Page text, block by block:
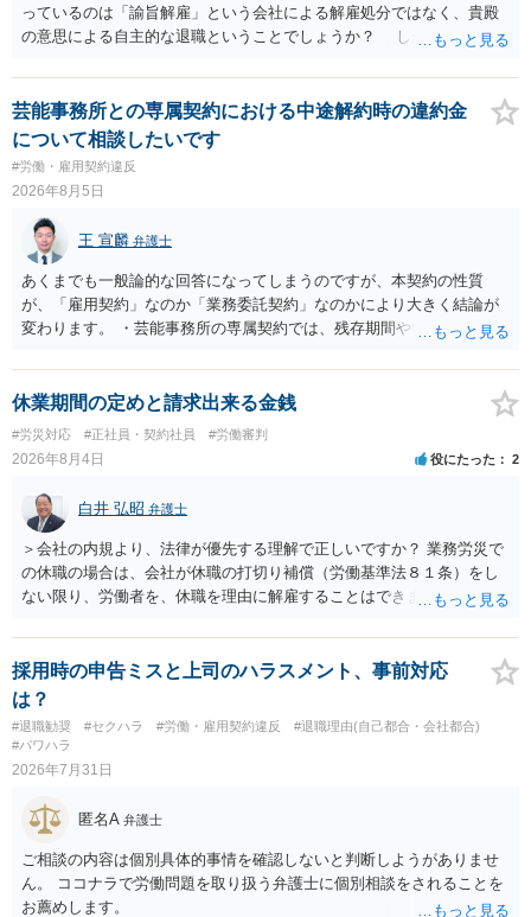
っているのは「諭旨解雇」という会社による解雇処分ではなく、貴殿
の意思による自主的な退職ということでしょうか？ しかし、記載さ
す。 その場合、解雇には客観的で合理的な理由が必要であり、かつ
解雇という処分が社会通念上相当と認められない限り、解雇は無効で
す。 結局、貴殿のネット炎上の内容や原因、勤務先に与えた影響な
どを具体的に検討しなければ、何とも申し上げることができません。
また、育児休業法関係の問題もあるかもしれません。 ある程度労働
法に関する専門的な知識が必要な事案ですので、一度、お近くの弁護
士にご相談下さい。
芸能事務所との専属契約における中途解約時の違約金
について相談したいです
#労働・雇用契約違反
2026年8月5日
王 宣麟 弁護士
あくまでも一般論的な回答になってしまうのですが、本契約の性質
が、「雇用契約」なのか「業務委託契約」なのかにより大きく結論が
変わります。 ・芸能事務所の専属契約では、残存期間や報酬額、投下
務上よくあるからといって当然に適法という意味ではなく、実際の損
害との対応関係や合理性が重要です。 ・違約金に上限がなくても、常
に有効になるわけではありません。契約が労働契約に近い実態なら労
基法16条で無効となる余地があり、そうでなくても、金額が事務所の
損害と比べて過大なら無効や減額が争点になります。 ・契約前の修正
交渉は一般的です。 交渉の方向としては、上限額を設ける、実損害ベ
ースにする、算定根拠を明確化する、違約金ではなく「合理的な実
費・未回収費用のみ」に限定する、などが典型です。 ・弁護士に契約
前に契約書の内容をレビューしてもらう価値は十分にあると思われま
す。 争点は、契約類型が雇用か業務委託か、実態として労働者性があ
るか、解除事由が双方にどう定められているか、違約金の算定根拠が
合理的か、という複数論点に分かれます。契約前なら、交渉のパワー
バランスの問題もありますが、修正余地があるうえ、後から争うより
コストを抑えやすいので、資料等を持参の上弁護士に確認されること
をお勧めします。 ・事務所側の解除でも、解除理由によってはタレン
ト側に損害賠償が発生する建付けになっていることはあります。ただ
し、事務所側が一方的に解除したのにタレントへ違約金を課す設計
は、合理性や対価性を欠くとして争いやすいです。逆に、タレント側
の重大な契約違反がある場合は、実損害の範囲で請求される可能性は
あります。
休業期間の定めと請求出来る金銭
#労災対応 #正社員・契約社員 #労働審判
2026年8月4日 役にたった 2
白井 弘昭 弁護士
＞会社の内規より、法律が優先する理解で正しいですか？ 業務労災で
の休職の場合は、会社が休職の打切り補償（労働基準法８１条）をし
ない限り、労働者を、休職を理由に解雇することはできません（労働
期間満了による退職は、業務労災への適用はありませんので、ご安心
ください。 仮に会社が打切り補償をせずに解雇した場合は、不当解雇
に当たります。 ＞労災の休業補償と、所得補償保険の保険金とは別
に、受け取れる金銭はありますでしょうか？ 業務労災の場合は、会社
の安全配慮義務違反が認められると解されますので、会社の損害賠償
責任（治療費、通院慰謝料、入院費、入院慰謝料、後遺障害慰謝料、
災での第三者行為傷害（同僚の不注意等による事故）の場合は、当該
第三者の賠償責任も考えられます。 労災で支払われた分は、損害額か
ら控除（損益相殺）されますが、それを超えた部分は、会社もしく
は、第三者から支払ってもらうことになります。 会社等との交渉が必
要になると思います（良い会社でしたら、自ら話してくると思います
採用時の申告ミスと上司のハラスメント、事前対応
は？
#退職勧奨 #セクハラ #労働・雇用契約違反
#退職理由(自己都合・会社都合)
#パワハラ
2026年7月31日
匿名A 弁護士
ご相談の内容は個別具体的事情を確認しないと判断しようがありませ
ん。 ココナラで労働問題を取り扱う弁護士に個別相談をされることを
お薦めします。